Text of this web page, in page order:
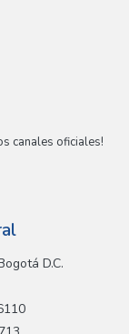
canales oficiales!
D.C.